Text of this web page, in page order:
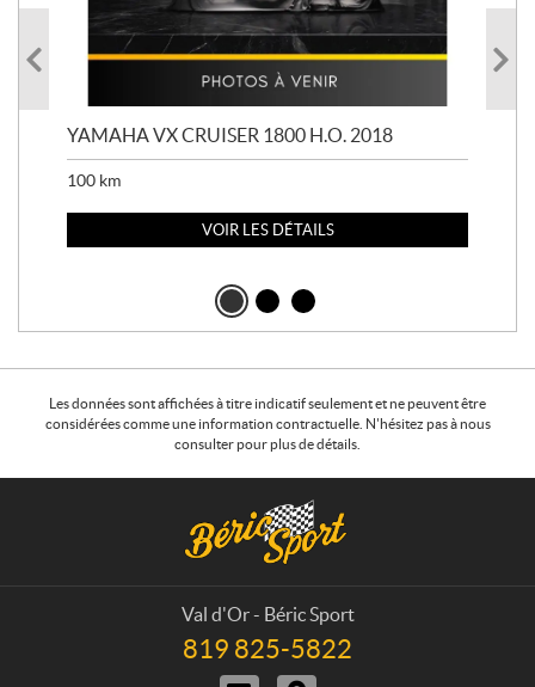
YAMAHA VX CRUISER 1800 H.O. 2018
100 km
VOIR LES DÉTAILS
Les données sont affichées à titre indicatif seulement et ne peuvent être
considérées comme une information contractuelle. N'hésitez pas à nous
consulter pour plus de détails.
Val d'Or - Béric Sport
T
819 825-5822